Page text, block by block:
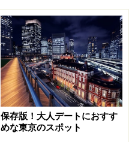
保存版！大人デートにおすす
めな東京のスポット